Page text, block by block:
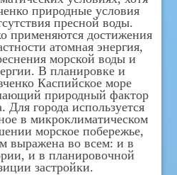
природные условия
пресной воды.
применяются достижения
атомная энергия,
морской воды и
В планировке и
Каспийское море
природный фактор
Для города используется
в микроклиматическом
морское побережье,
выражена во всем: и в
и в планировочной
застройки.